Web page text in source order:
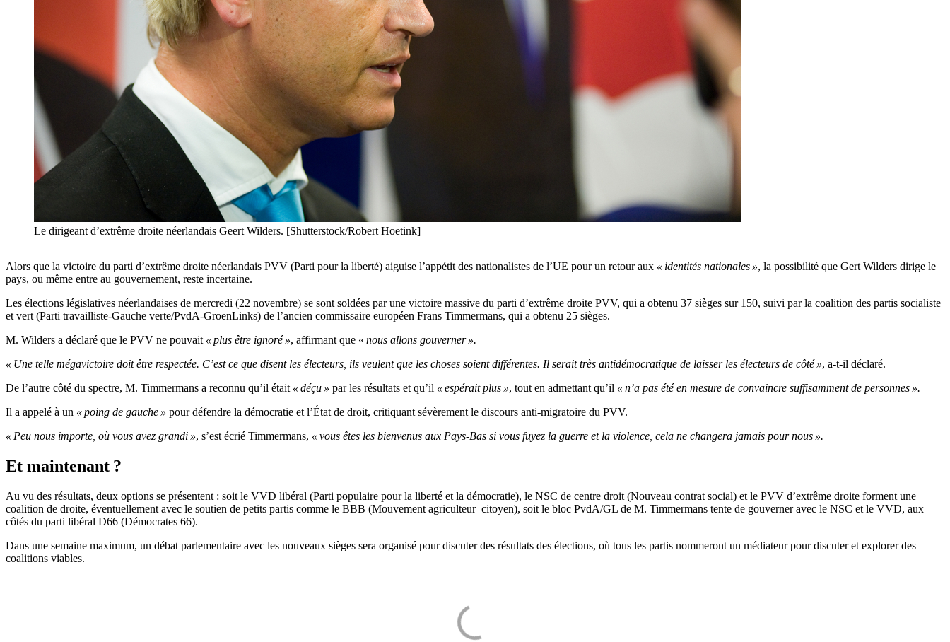
Le dirigeant d’extrême droite néerlandais Geert Wilders. [Shutterstock/Robert Hoetink]
Alors que la victoire du parti d’extrême droite néerlandais PVV (Parti pour la liberté) aiguise l’appétit des nationalistes de l’UE pour un retour aux « identités nationales », la possibilité que Gert Wilders dirige le
pays, ou même entre au gouvernement, reste incertaine.
Les élections législatives néerlandaises de mercredi (22 novembre) se sont soldées par une victoire massive du parti d’extrême droite PVV, qui a obtenu 37 sièges sur 150, suivi par la coalition des partis socialiste
et vert (Parti travailliste-Gauche verte/PvdA-GroenLinks) de l’ancien commissaire européen Frans Timmermans, qui a obtenu 25 sièges.
M. Wilders a déclaré que le PVV ne pouvait « plus être ignoré », affirmant que « nous allons gouverner ».
« Une telle mégavictoire doit être respectée. C’est ce que disent les électeurs, ils veulent que les choses soient différentes. Il serait très antidémocratique de laisser les électeurs de côté », a-t-il déclaré.
De l’autre côté du spectre, M. Timmermans a reconnu qu’il était « déçu » par les résultats et qu’il « espérait plus », tout en admettant qu’il « n’a pas été en mesure de convaincre suffisamment de personnes ».
Il a appelé à un « poing de gauche » pour défendre la démocratie et l’État de droit, critiquant sévèrement le discours anti-migratoire du PVV.
« Peu nous importe, où vous avez grandi », s’est écrié Timmermans, « vous êtes les bienvenus aux Pays-Bas si vous fuyez la guerre et la violence, cela ne changera jamais pour nous ».
Et maintenant ?
Au vu des résultats, deux options se présentent : soit le VVD libéral (Parti populaire pour la liberté et la démocratie), le NSC de centre droit (Nouveau contrat social) et le PVV d’extrême droite forment une
coalition de droite, éventuellement avec le soutien de petits partis comme le BBB (Mouvement agriculteur–citoyen), soit le bloc PvdA/GL de M. Timmermans tente de gouverner avec le NSC et le VVD, aux
côtés du parti libéral D66 (Démocrates 66).
Dans une semaine maximum, un débat parlementaire avec les nouveaux sièges sera organisé pour discuter des résultats des élections, où tous les partis nommeront un médiateur pour discuter et explorer des
coalitions viables.